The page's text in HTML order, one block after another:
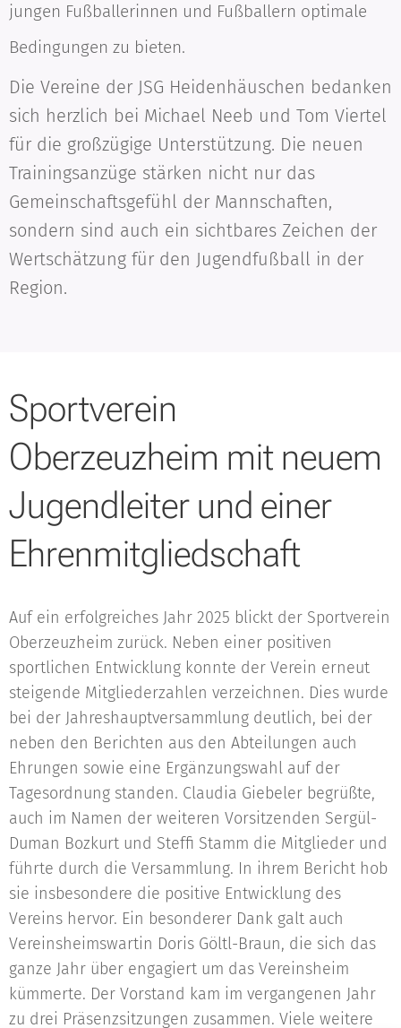
jungen Fußballerinnen und Fußballern optimale
Bedingungen zu bieten.
Die Vereine der JSG Heidenhäuschen bedanken
sich herzlich bei Michael Neeb und Tom Viertel
für die großzügige Unterstützung. Die neuen
Trainingsanzüge stärken nicht nur das
Gemeinschaftsgefühl der Mannschaften,
sondern sind auch ein sichtbares Zeichen der
Wertschätzung für den Jugendfußball in der
Region.
Sportverein
Oberzeuzheim mit neuem
Jugendleiter und einer
Ehrenmitgliedschaft
Auf ein erfolgreiches Jahr 2025 blickt der Sportverein
Oberzeuzheim zurück. Neben einer positiven
sportlichen Entwicklung konnte der Verein erneut
steigende Mitgliederzahlen verzeichnen. Dies wurde
bei der Jahreshauptversammlung deutlich, bei der
neben den Berichten aus den Abteilungen auch
Ehrungen sowie eine Ergänzungswahl auf der
Tagesordnung standen. Claudia Giebeler begrüßte,
auch im Namen der weiteren Vorsitzenden Sergül-
Duman Bozkurt und Steffi Stamm die Mitglieder und
führte durch die Versammlung. In ihrem Bericht hob
sie insbesondere die positive Entwicklung des
Vereins hervor. Ein besonderer Dank galt auch
Vereinsheimswartin Doris Göltl-Braun, die sich das
ganze Jahr über engagiert um das Vereinsheim
kümmerte. Der Vorstand kam im vergangenen Jahr
zu drei Präsenzsitzungen zusammen. Viele weitere